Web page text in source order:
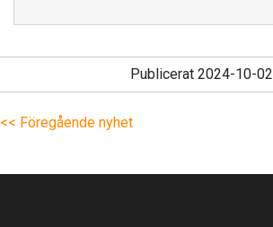
Publicerat 2024-10-02
<< Föregående nyhet